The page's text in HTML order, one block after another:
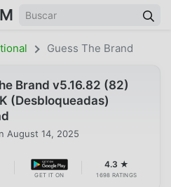
Guess The Brand
Brand v5.16.82 (82)
(Desbloqueadas)
August 14, 2025
GET IT ON
4.3 ★
1698 RATINGS